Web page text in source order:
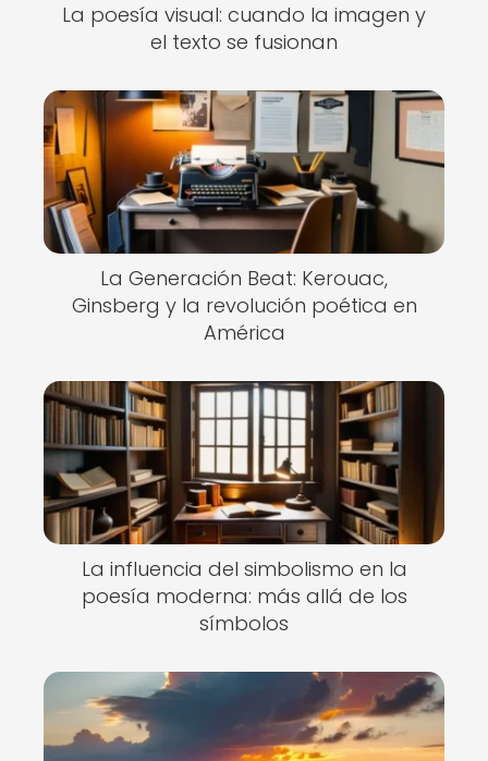
La poesía visual: cuando la imagen y
el texto se fusionan
La Generación Beat: Kerouac,
Ginsberg y la revolución poética en
América
La influencia del simbolismo en la
poesía moderna: más allá de los
símbolos